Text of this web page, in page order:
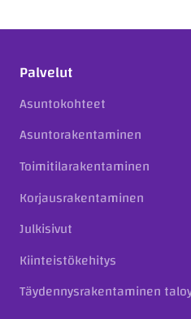
Palvelut
Asuntokohteet
Asuntorakentaminen
Toimitilarakentaminen
Korjausrakentaminen
Julkisivut
Kiinteistökehitys
Täydennysrakentaminen